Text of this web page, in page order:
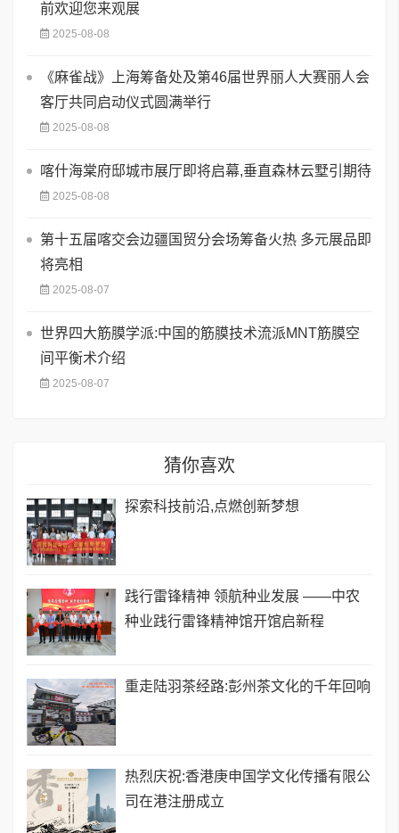
前欢迎您来观展
2025-08-08
《麻雀战》上海筹备处及第46届世界丽人大赛丽人会
客厅共同启动仪式圆满举行
2025-08-08
喀什海棠府邸城市展厅即将启幕,垂直森林云墅引期待
2025-08-08
第十五届喀交会边疆国贸分会场筹备火热 多元展品即
将亮相
2025-08-07
世界四大筋膜学派:中国的筋膜技术流派MNT筋膜空
间平衡术介绍
2025-08-07
猜你喜欢
探索科技前沿,点燃创新梦想
践行雷锋精神 领航种业发展 ——中农
种业践行雷锋精神馆开馆启新程
重走陆羽茶经路:彭州茶文化的千年回响
热烈庆祝:香港庚申国学文化传播有限公
司在港注册成立